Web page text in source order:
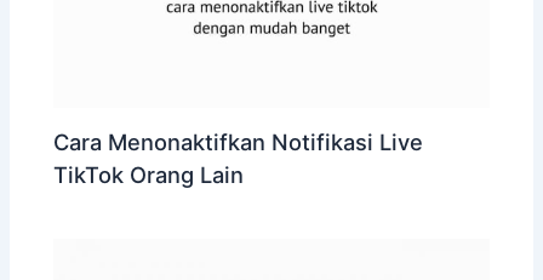
Cara Menonaktifkan Notifikasi Live
TikTok Orang Lain